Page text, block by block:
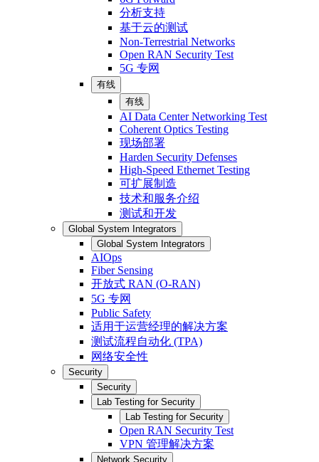
分析支持
基于云的测试
Non-Terrestrial Networks
Open RAN Security Test
5G 专网
有线
有线
AI Data Center Networking Test
Coherent Optics Testing
现场部署
Harden Security Defenses
High-Speed Ethernet Testing
可扩展制造
技术和服务介绍
测试和开发
Global System Integrators
Global System Integrators
AIOps
Fiber Sensing
开放式 RAN (O-RAN)
5G 专网
Public Safety
适用于运营经理的解决方案
测试流程自动化 (TPA)
网络安全性
Security
Security
Lab Testing for Security
Lab Testing for Security
Open RAN Security Test
VPN 管理解决方案
Network Security